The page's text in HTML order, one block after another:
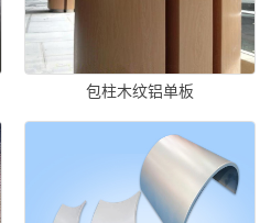
包柱木纹铝单板